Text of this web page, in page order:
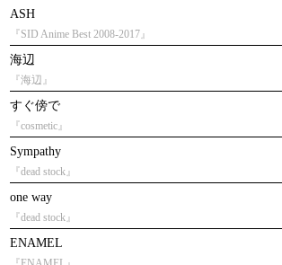
ASH
『SID Anime Best 2008-2017』
海辺
『海辺』
すぐ傍で
『cosmetic』
Sympathy
『dead stock』
one way
『dead stock』
ENAMEL